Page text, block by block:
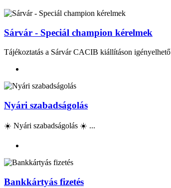
Sárvár - Speciál champion kérelmek
Tájékoztatás a Sárvár CACIB kiállításon
Nyári szabadságolás
☀️ Nyári szabadságolás ☀️ ...
Bankkártyás fizetés